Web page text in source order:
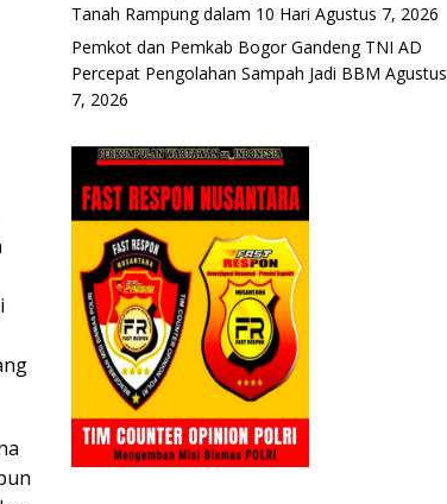
Tanah Rampung dalam 10 Hari Agustus 7, 2026
Pemkot dan Pemkab Bogor Gandeng TNI AD
Percepat Pengolahan Sampah Jadi BBM Agustus
7, 2026